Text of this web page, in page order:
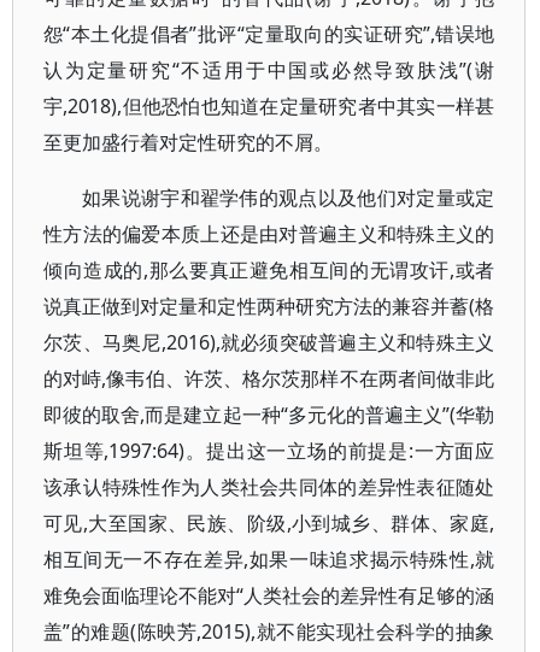
怨“本土化提倡者”批评“定量取向的实证研究”,错误地
认为定量研究“不适用于中国或必然导致肤浅”(谢
宇,2018),但他恐怕也知道在定量研究者中其实一样甚
至更加盛行着对定性研究的不屑。
如果说谢宇和翟学伟的观点以及他们对定量或定
性方法的偏爱本质上还是由对普遍主义和特殊主义的
倾向造成的,那么要真正避免相互间的无谓攻讦,或者
说真正做到对定量和定性两种研究方法的兼容并蓄(格
尔茨、马奥尼,2016),就必须突破普遍主义和特殊主义
的对峙,像韦伯、许茨、格尔茨那样不在两者间做非此
即彼的取舍,而是建立起一种“多元化的普遍主义”(华勒
斯坦等,1997:64)。提出这一立场的前提是:一方面应
该承认特殊性作为人类社会共同体的差异性表征随处
可见,大至国家、民族、阶级,小到城乡、群体、家庭,
相互间无一不存在差异,如果一味追求揭示特殊性,就
难免会面临理论不能对“人类社会的差异性有足够的涵
盖”的难题(陈映芳,2015),就不能实现社会科学的抽象